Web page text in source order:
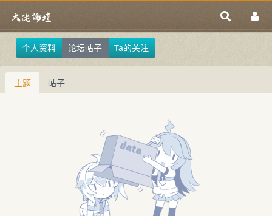
个人资料 论坛帖子 Ta的关注
主题 帖子